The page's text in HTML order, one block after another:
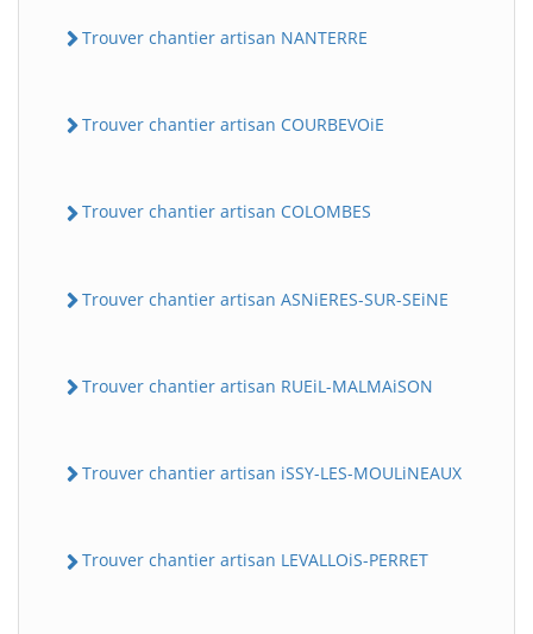
Trouver chantier artisan NANTERRE
Trouver chantier artisan COURBEVOiE
Trouver chantier artisan COLOMBES
Trouver chantier artisan ASNiERES-SUR-SEiNE
Trouver chantier artisan RUEiL-MALMAiSON
Trouver chantier artisan iSSY-LES-MOULiNEAUX
Trouver chantier artisan LEVALLOiS-PERRET